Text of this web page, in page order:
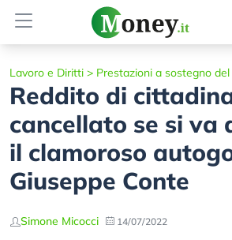
Lavoro e Diritti > Prestazioni a sostegno
Reddito di
cancellato se si va
il clamoroso
Giuseppe Conte
Simone Micocci 14/07/2022